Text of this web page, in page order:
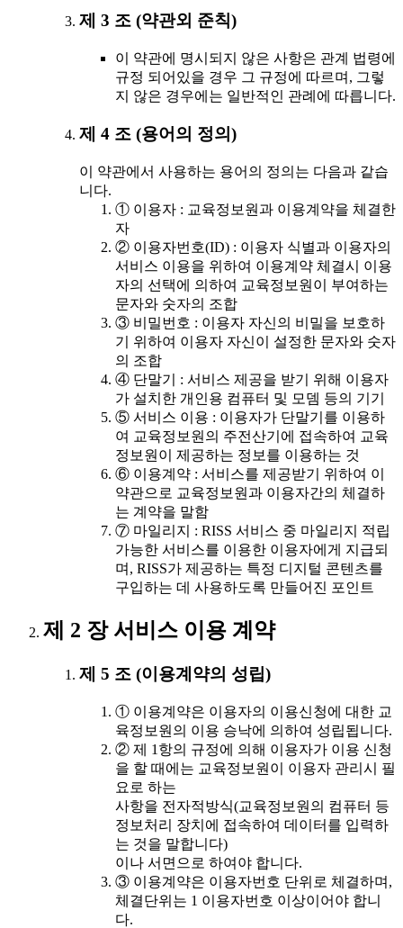
제 3 조 (약관외 준칙)
이 약관에 명시되지 않은 사항은 관계 법령에
규정 되어있을 경우 그 규정에 따르며, 그렇
지 않은 경우에는 일반적인 관례에 따릅니다.
제 4 조 (용어의 정의)
이 약관에서 사용하는 용어의 정의는 다음과 같습
니다.
① 이용자 : 교육정보원과 이용계약을 체결한
자
② 이용자번호(ID) : 이용자 식별과 이용자의
서비스 이용을 위하여 이용계약 체결시 이용
자의 선택에 의하여 교육정보원이 부여하는
문자와 숫자의 조합
③ 비밀번호 : 이용자 자신의 비밀을 보호하
기 위하여 이용자 자신이 설정한 문자와 숫자
의 조합
④ 단말기 : 서비스 제공을 받기 위해 이용자
가 설치한 개인용 컴퓨터 및 모뎀 등의 기기
⑤ 서비스 이용 : 이용자가 단말기를 이용하
여 교육정보원의 주전산기에 접속하여 교육
정보원이 제공하는 정보를 이용하는 것
⑥ 이용계약 : 서비스를 제공받기 위하여 이
약관으로 교육정보원과 이용자간의 체결하
는 계약을 말함
⑦ 마일리지 : RISS 서비스 중 마일리지 적립
가능한 서비스를 이용한 이용자에게 지급되
며, RISS가 제공하는 특정 디지털 콘텐츠를
구입하는 데 사용하도록 만들어진 포인트
제 2 장 서비스 이용 계약
제 5 조 (이용계약의 성립)
① 이용계약은 이용자의 이용신청에 대한 교
육정보원의 이용 승낙에 의하여 성립됩니다.
② 제 1항의 규정에 의해 이용자가 이용 신청
을 할 때에는 교육정보원이 이용자 관리시 필
요로 하는
사항을 전자적방식(교육정보원의 컴퓨터 등
정보처리 장치에 접속하여 데이터를 입력하
는 것을 말합니다)
이나 서면으로 하여야 합니다.
③ 이용계약은 이용자번호 단위로 체결하며,
체결단위는 1 이용자번호 이상이어야 합니
다.